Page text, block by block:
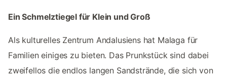
Ein Schmelztiegel für Klein und Groß
Als kulturelles Zentrum Andalusiens hat Malaga für
Familien einiges zu bieten. Das Prunkstück sind dabei
zweifellos die endlos langen Sandstrände, die sich von